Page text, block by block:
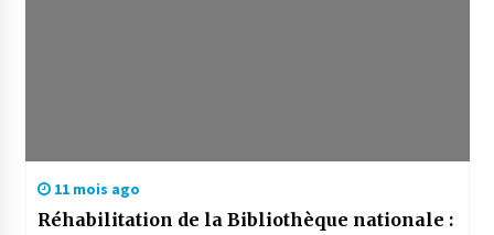
11 mois ago
Réhabilitation de la Bibliothèque nationale :